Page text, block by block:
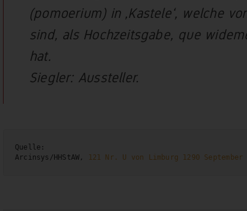
(pomoerium) in ‚Kastele‘, welche
sind, als Hochzeitsgabe, que
hat.
Siegler: Aussteller.
Quelle:
Arcinsys/HHStAW,
121 Nr. U von Limburg 1290 September